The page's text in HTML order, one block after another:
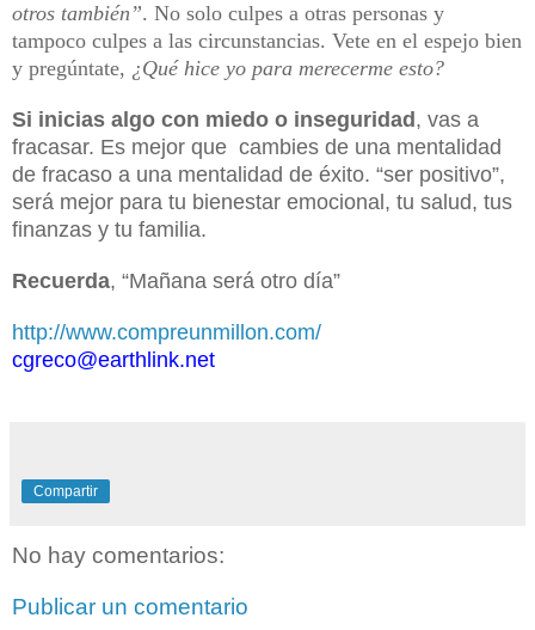
otros también”. No solo culpes a otras personas y
tampoco culpes a las circunstancias. Vete en el espejo bien
y pregúntate, ¿Qué hice yo para merecerme esto?
Si inicias algo con miedo o inseguridad, vas a
fracasar. Es mejor que cambies de una mentalidad
de fracaso a una mentalidad de éxito. “ser positivo”,
será mejor para tu bienestar emocional, tu salud, tus
finanzas y tu familia.
Recuerda, “Mañana será otro día”
http://www.compreunmillon.com/
cgreco@earthlink.net
Compartir
No hay comentarios:
Publicar un comentario